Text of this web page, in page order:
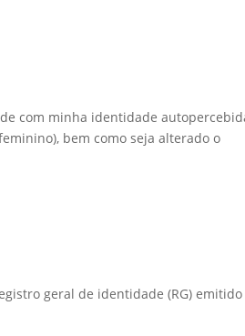
com minha identidade
bem como seja alterado o
geral de identidade (RG)